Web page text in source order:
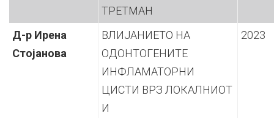
ТРЕТМАН
Д-р Ирена
Стојанова
ВЛИЈАНИЕТО НА
ОДОНТОГЕНИТЕ
ИНФЛАМАТОРНИ
ЦИСТИ ВРЗ ЛОКАЛНИОТ
И
2023